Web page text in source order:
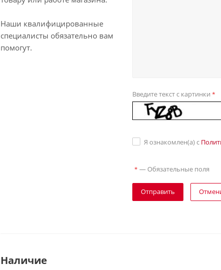
Наши квалифицированные
специалисты обязательно вам
помогут.
Введите текст с картинки *
Я ознакомлен(а) с
* — Обязательные поля
Отправить
Наличие